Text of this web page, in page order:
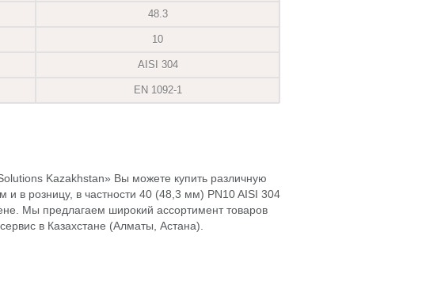
48.3
10
AISI 304
EN 1092-1
Kazakhstan» Вы можете купить различную
в розницу, в частности 40 (48,3 мм) PN10 AISI 304
Мы предлагаем широкий ассортимент товаров
в Казахстане (Алматы, Астана).